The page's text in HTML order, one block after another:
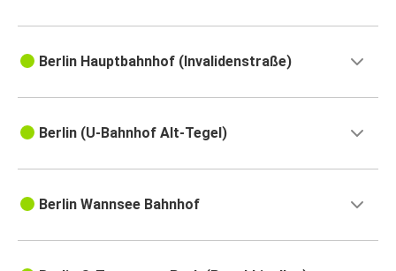
Berlin Hauptbahnhof (Invalidenstraße)
Berlin (U-Bahnhof Alt-Tegel)
Berlin Wannsee Bahnhof